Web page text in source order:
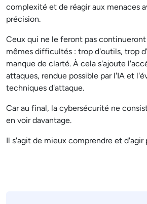
complexité et de réagir aux menaces
précision.
Ceux qui ne le feront pas
mêmes difficultés : trop d'outils, trop
manque de clarté. À cela s'ajoute
attaques, rendue possible par l'IA et
techniques d'attaque.
Car au final, la cybersécurité ne
en voir davantage.
Il s'agit de mieux comprendre et d'agir